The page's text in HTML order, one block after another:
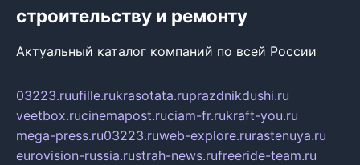
строительству и ремонту
Актуальный каталог компаний по всей России
03223.ruufille.rukrasotata.ruprazdnikdushi.ru
veetbox.rucinemapost.ruciam-fr.rukraft-you.ru
mega-press.ru03223.ruweb-explore.rurastenuya.ru
eurovision-russia.rustrah-news.rufreeride-team.ru